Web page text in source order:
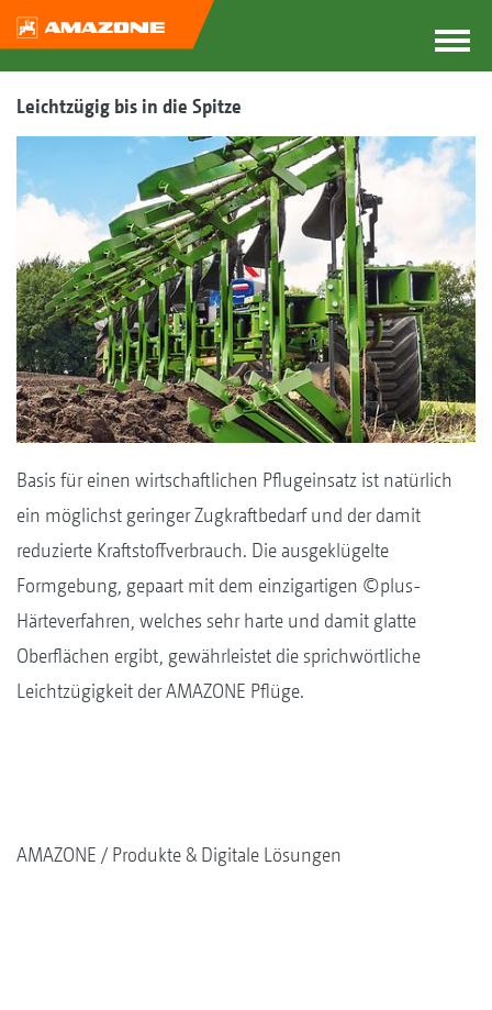
Leichtzügig bis in die Spitze
Basis für einen wirtschaftlichen Pflugeinsatz ist natürlich
ein möglichst geringer Zugkraftbedarf und der damit
reduzierte Kraftstoffverbrauch. Die ausgeklügelte
Formgebung, gepaart mit dem einzigartigen ©plus-
Härteverfahren, welches sehr harte und damit glatte
Oberflächen ergibt, gewährleistet die sprichwörtliche
Leichtzügigkeit der AMAZONE Pflüge.
AMAZONE Produkte & Digitale Lösungen